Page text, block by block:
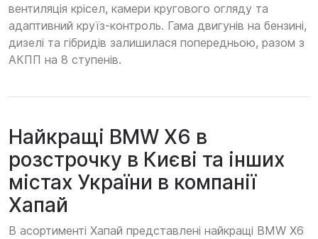
вентиляція крісел, камери кругового огляду та
адаптивний круїз-контроль. Гама двигунів на бензині,
дизелі та гібридів залишилася попередньою, разом з
АКПП на 8 ступенів.
Найкращі BMW X6 в
розстрочку в Києві та інших
містах України в компанії
Хапай
В асортименті Хапай представлені найкращі BMW X6